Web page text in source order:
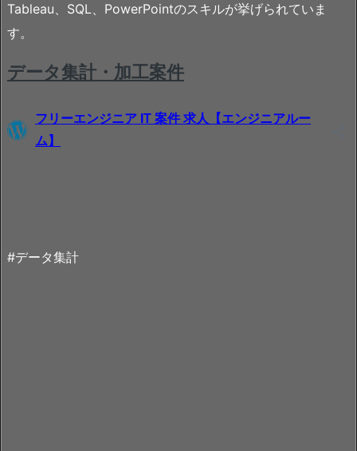
Tableau、SQL、PowerPointのスキルが挙げられていま
す。
#データ集計